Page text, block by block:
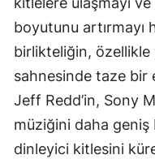
boyutunu artırmayı
birlikteliğin,
sahnesinde taze bir
Jeff Redd’in, Sony
müziğini daha
dinleyici kitlesini